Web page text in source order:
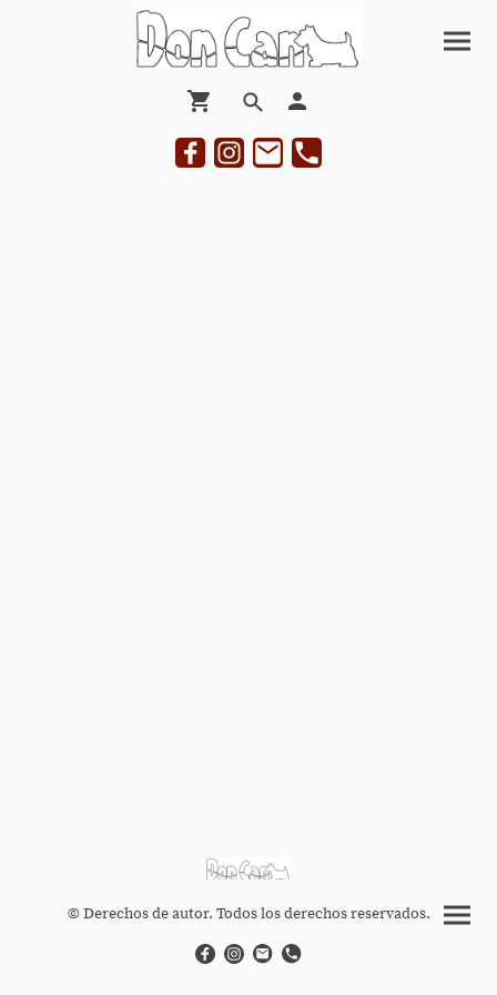
© Derechos de autor. Todos los derechos reservados.